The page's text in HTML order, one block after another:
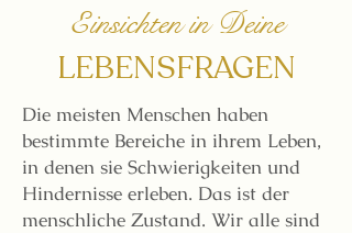
Einsichten in Deine
LEBENSFRAGEN
Die meisten Menschen haben
bestimmte Bereiche in ihrem Leben,
in denen sie Schwierigkeiten und
Hindernisse erleben. Das ist der
menschliche Zustand. Wir alle sind